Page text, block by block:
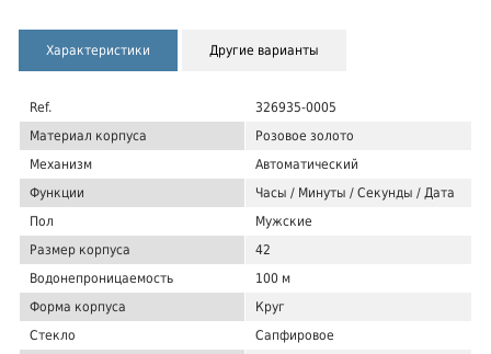
Характеристики Другие варианты
Ref.
326935-0005
Материал корпуса
Розовое золото
Механизм
Автоматический
Функции
Часы / Минуты / Секунды / Дата
Пол
Мужские
Размер корпуса
42
Водонепроницаемость
100 м
Форма корпуса
Круг
Стекло
Сапфировое